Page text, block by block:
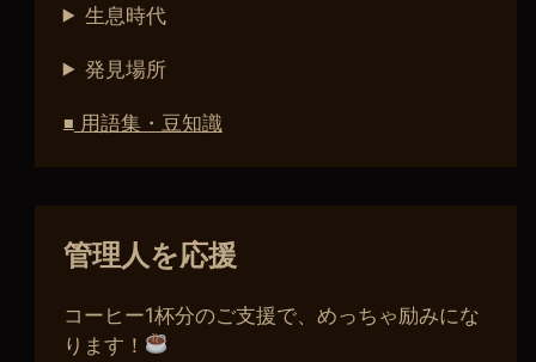
生息時代
発見場所
■ 用語集・豆知識
管理人を応援
コーヒー1杯分のご支援で、めっちゃ励みにな
ります！